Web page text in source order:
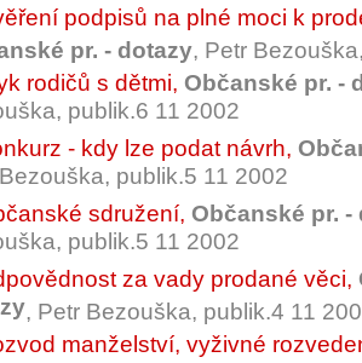
podpisů na plné moci k
pr. - dotazy, Petr
rodičů s dětmi, Občanské pr. -
publik.6 11 2002
- kdy lze podat návrh,
publik.5 11 2002
sdružení, Občanské pr. -
publik.5 11 2002
za vady prodané věci,
, Petr Bezouška, publik.4 11
manželství, vyživné